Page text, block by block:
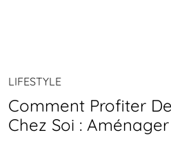
LIFESTYLE
Comment Profiter
Chez Soi :